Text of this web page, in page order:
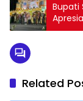
Bupati
Related